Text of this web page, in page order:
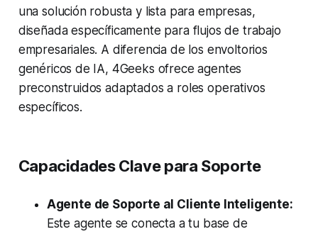
una solución robusta y lista para empresas,
diseñada específicamente para flujos de trabajo
empresariales. A diferencia de los envoltorios
genéricos de IA, 4Geeks ofrece agentes
preconstruidos adaptados a roles operativos
específicos.
Capacidades Clave para Soporte
Agente de Soporte al Cliente Inteligente:
Este agente se conecta a tu base de